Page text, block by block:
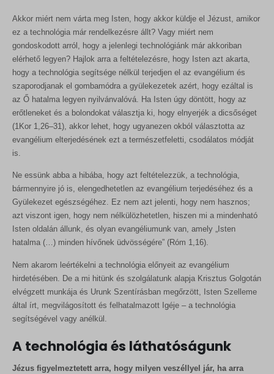
Akkor miért nem várta meg Isten, hogy akkor küldje el Jézust, amikor
ez a technológia már rendelkezésre állt? Vagy miért nem
gondoskodott arról, hogy a jelenlegi technológiánk már akkoriban
elérhető legyen? Hajlok arra a feltételezésre, hogy Isten azt akarta,
hogy a technológia segítsége nélkül terjedjen el az evangélium és
szaporodjanak el gombamódra a gyülekezetek azért, hogy ezáltal is
az Ő hatalma legyen nyilvánvalóvá. Ha Isten úgy döntött, hogy az
erőtleneket és a bolondokat választja ki, hogy elnyerjék a dicsőséget
(1Kor 1,26–31), akkor lehet, hogy ugyanezen okból választotta az
evangélium elterjedésének ezt a természetfeletti, csodálatos módját
is.
Ne essünk abba a hibába, hogy azt feltételezzük, a technológia,
bármennyire jó is, elengedhetetlen az evangélium terjedéséhez és a
Gyülekezet egészségéhez. Ez nem azt jelenti, hogy nem hasznos;
azt viszont igen, hogy nem nélkülözhetetlen, hiszen mi a mindenható
Isten oldalán állunk, és olyan evangéliumunk van, amely „Isten
hatalma (…) minden hívőnek üdvösségére” (Róm 1,16).
Nem akarom leértékelni a technológia előnyeit az evangélium
hirdetésében. De a mi hitünk és szolgálatunk alapja Krisztus Golgotán
elvégzett munkája és Urunk Szentírásban megőrzött, Isten Szelleme
által írt, megvilágosított és felhatalmazott Igéje – a technológia
segítségével vagy anélkül.
A technológia és láthatóságunk
Jézus figyelmeztetett arra, hogy milyen veszéllyel jár, ha arra